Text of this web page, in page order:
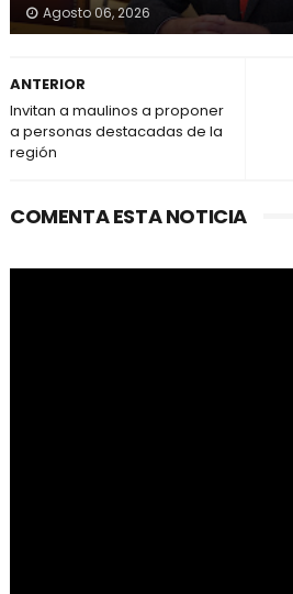
Agosto 06, 2026
ANTERIOR
Invitan a maulinos a proponer
a personas destacadas de la
región
COMENTA ESTA NOTICIA